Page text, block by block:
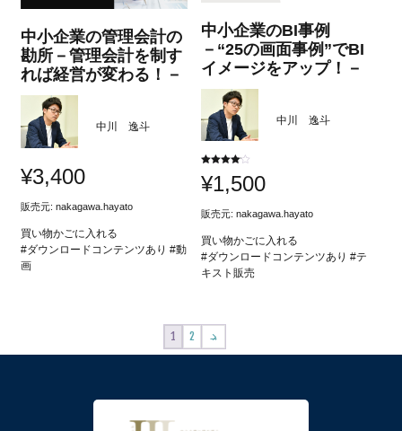
中小企業の管理会計の
勘所－管理会計を制す
れば経営が変わる！－
中川 逸斗
¥3,400
販売元: nakagawa.hayato
買い物かごに入れる
#ダウンロードコンテンツあり #動
画
中小企業のBI事例
－“25の画面事例”でBI
イメージをアップ！－
中川 逸斗
4.00
の評価
¥1,500
販売元:nakagawa.hayato
買い物かごに入れる
#ダウンロードコンテンツあり #テ
キスト販売
1 2 →